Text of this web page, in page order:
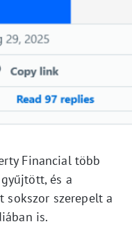
Financial több
és a
sokszor szerepelt a
is.